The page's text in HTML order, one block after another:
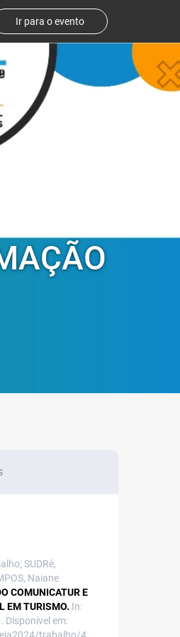
Ir para o evento
SUDRé,
Naiane
COMUNICATUR E
EM TURISMO. In:
Disponível em: